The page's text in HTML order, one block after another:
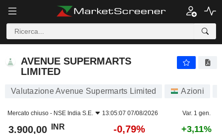
AVENUE SUPERMARTS
LIMITED
Valutazione Avenue Supermarts Limited Azioni
Mercato chiuso - NSE India S.E. 13:05:07 07/08/2026 Var. 1 gen.
3.900,00 INR -0,79% +3,11%